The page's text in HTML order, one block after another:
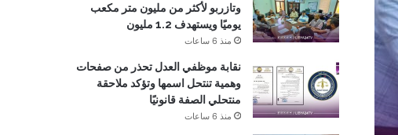
وتازربو لأكثر من مليون متر مكعب
يوميًا ويستهدف 1.2 مليون
منذ 6 ساعات
نقابة موظفي العدل تحذر من صفحات
وهمية تنتحل اسمها وتؤكد ملاحقة
منتحلي الصفة قانونيًا
منذ 6 ساعات